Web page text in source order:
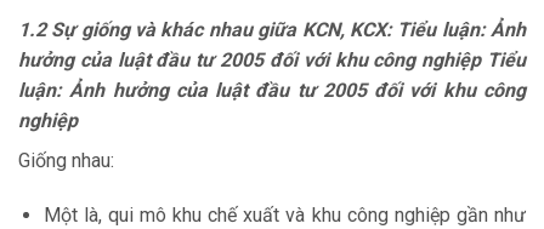
1.2 Sự giống và khác nhau giữa KCN, KCX: Tiểu luận: Ảnh
hưởng của luật đầu tư 2005 đối với khu công nghiệp Tiểu
luận: Ảnh hưởng của luật đầu tư 2005 đối với khu công
nghiệp
Giống nhau:
Một là, qui mô khu chế xuất và khu công nghiệp gần như